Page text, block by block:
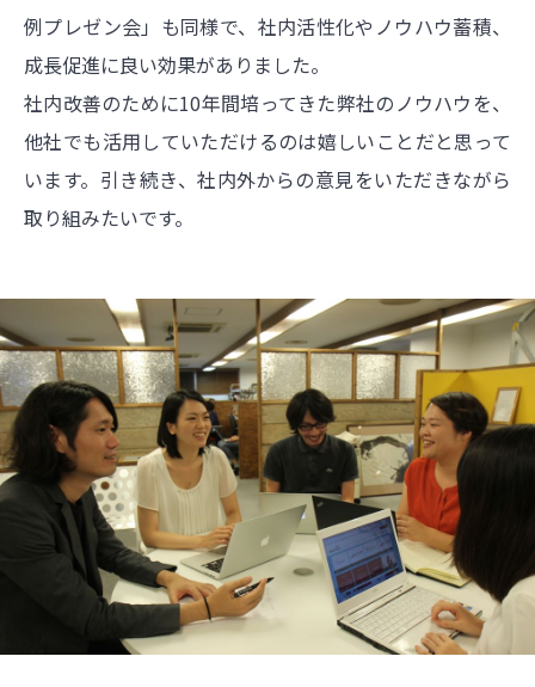
例プレゼン会」も同様で、社内活性化やノウハウ蓄積、
成長促進に良い効果がありました。
社内改善のために10年間培ってきた弊社のノウハウを、
他社でも活用していただけるのは嬉しいことだと思って
います。引き続き、社内外からの意見をいただきながら
取り組みたいです。